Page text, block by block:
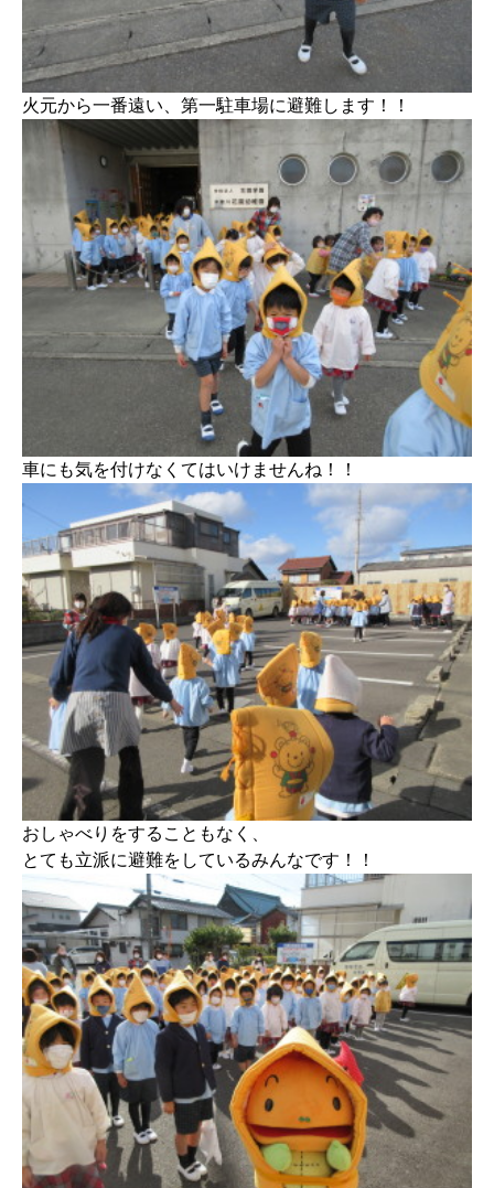
火元から一番遠い、第一駐車場に避難します！！
車にも気を付けなくてはいけませんね！！
おしゃべりをすることもなく、
とても立派に避難をしているみんなです！！